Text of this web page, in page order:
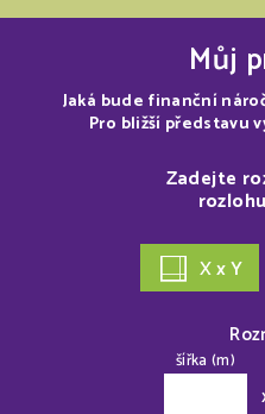
Můj
Jaká bude finanční
Pro bližší představu
Zadejte
X x Y
šířka (m)